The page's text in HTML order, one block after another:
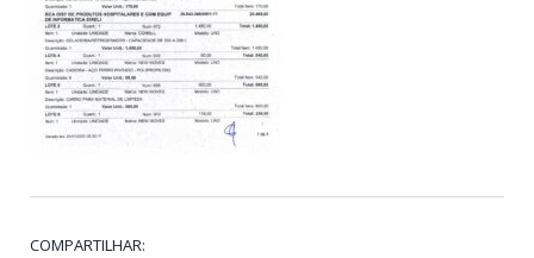
COMPARTILHAR: